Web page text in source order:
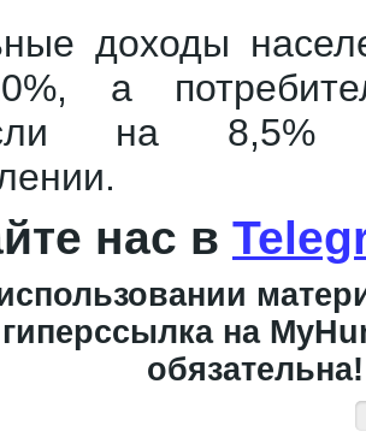
доходы
а
на 8,5%
нас в
гиперссылка на
обязательна!